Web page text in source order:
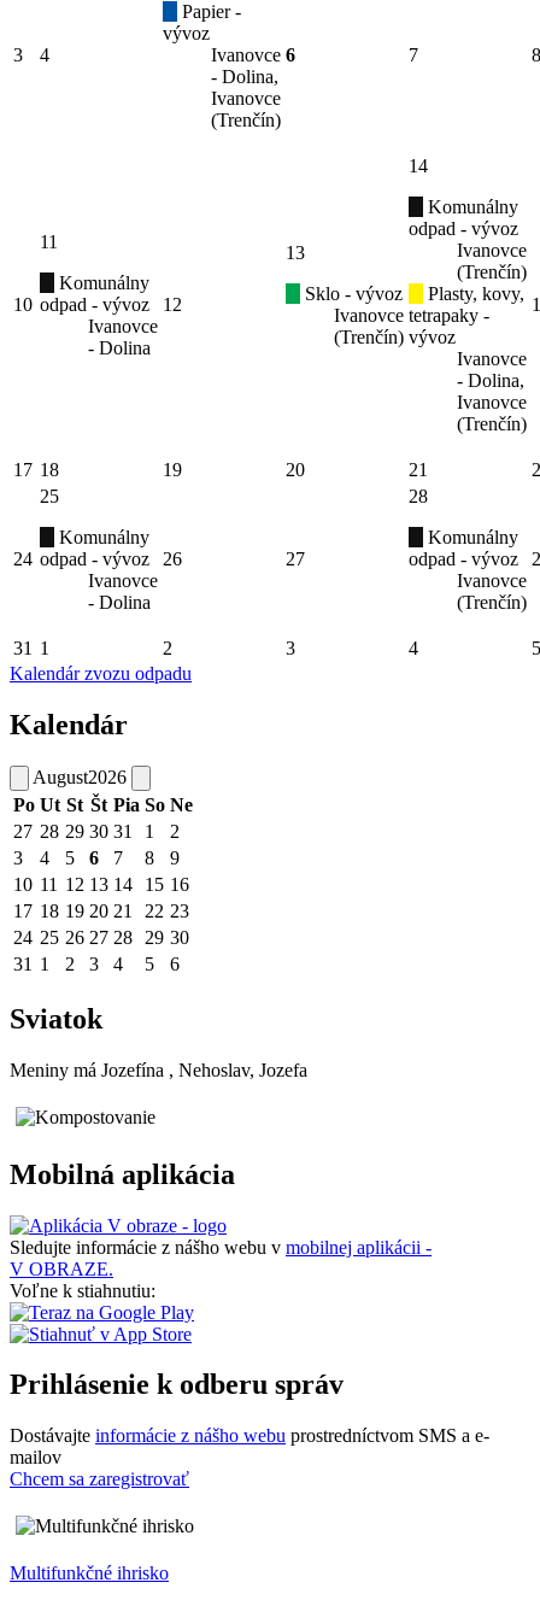
3 4
Papier -
vývoz
Ivanovce
- Dolina,
Ivanovce
(Trenčín)
6 7 8
10
11
Komunálny
odpad - vývoz
Ivanovce
- Dolina
12
13
Sklo - vývoz
Ivanovce
(Trenčín)
14
Komunálny
odpad - vývoz
Ivanovce
(Trenčín)
Plasty, kovy,
tetrapaky -
vývoz
Ivanovce
- Dolina,
Ivanovce
(Trenčín)
17 18 19 20 21
24
25
Komunálny
odpad - vývoz
Ivanovce
- Dolina
26 27
28
Komunálny
odpad - vývoz
Ivanovce
(Trenčín)
31 1 2 3 4
5
Kalendár zvozu odpadu
Kalendár
August2026
Po Ut St Št Pia So Ne
27 28 29 30 31 1
2
3
4 5 6 7 8
9
10 11 12 13 14 15 16
17 18 19 20 21 22 23
24 25 26 27 28 29 30
31 1 2 3 4 5 6
Sviatok
Meniny má Jozefína , Nehoslav, Jozefa
Mobilná aplikácia
Sledujte informácie z nášho webu v mobilnej aplikácii -
V OBRAZE.
Voľne k stiahnutiu:
Prihlásenie k odberu správ
Dostávajte informácie z nášho webu prostredníctvom SMS a e-
mailov
Chcem sa zaregistrovať
Multifunkčné ihrisko